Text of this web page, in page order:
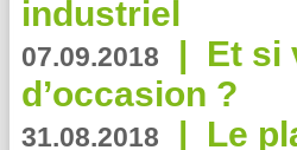
industriel
07.09.2018 | Et si
d’occasion ?
31.08.2018 | Le